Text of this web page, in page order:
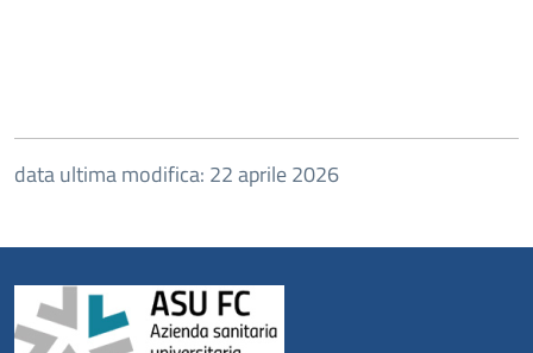
data ultima modifica: 22 aprile 2026